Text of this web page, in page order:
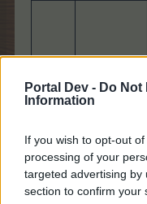
Portal Dev - Do Not
Information
If you wish to opt-out
processing of your
targeted advertising by
section to confirm your
23 990